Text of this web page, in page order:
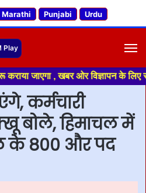
Marathi Punjabi Urdu
, खबर ओर विज्ञापन के लिए संपर्क
कर्मचारी
बोले, हिमाचल में
के 800 और पद